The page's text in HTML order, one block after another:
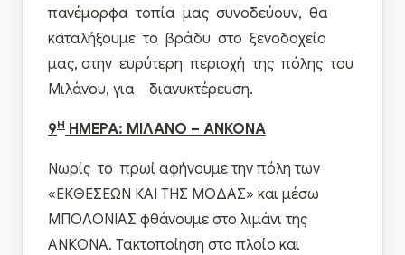
πανέμορφα τοπία μας συνοδεύουν, θα
καταλήξουμε το βράδυ στο ξενοδοχείο
μας, στην ευρύτερη περιοχή της πόλης του
Μιλάνου, για διανυκτέρευση.
9Η ΗΜΕΡΑ: ΜΙΛΑΝΟ – ΑΝΚΟΝΑ
Νωρίς το πρωί αφήνουμε την πόλη των
«ΕΚΘΕΣΕΩΝ ΚΑΙ ΤΗΣ ΜΟΔΑΣ» και μέσω
ΜΠΟΛΟΝΙΑΣ φθάνουμε στο λιμάνι της
ΑΝΚΟΝΑ. Τακτοποίηση στο πλοίο και